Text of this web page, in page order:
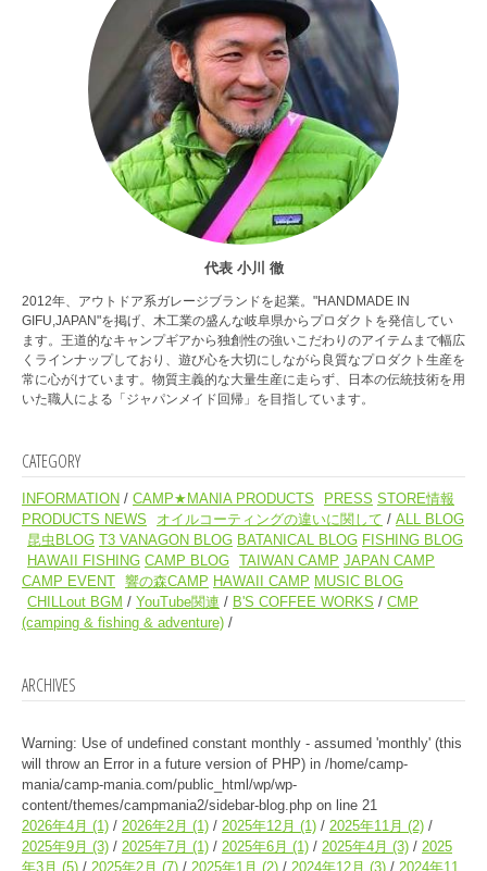
代表 小川 徹
2012年、アウトドア系ガレージブランドを起業。"HANDMADE IN
GIFU,JAPAN"を掲げ、木工業の盛んな岐阜県からプロダクトを発信してい
ます。王道的なキャンプギアから独創性の強いこだわりのアイテムまで幅広
くラインナップしており、遊び心を大切にしながら良質なプロダクト生産を
常に心がけています。物質主義的な大量生産に走らず、日本の伝統技術を用
いた職人による「ジャパンメイド回帰」を目指しています。
CATEGORY
INFORMATION CAMP★MANIA PRODUCTS PRESS STORE情報
PRODUCTS NEWS
オイルコーティングの違いに関して
ALL BLOG
昆虫BLOG T3 VANAGON BLOG BATANICAL BLOG FISHING BLOG
HAWAII FISHING CAMP BLOG TAIWAN CAMP JAPAN CAMP
CAMP EVENT 響の森CAMP HAWAII CAMP MUSIC BLOG
CHILLout BGM
YouTube関連 B'S COFFEE WORKS
CMP
(camping & fishing & adventure)
ARCHIVES
Warning: Use of undefined constant monthly - assumed 'monthly' (this
will throw an Error in a future version of PHP) in /home/camp-
mania/camp-mania.com/public_html/wp/wp-
content/themes/campmania2/sidebar-blog.php on line 21
2026年4月 (1) 2026年2月 (1) 2025年12月 (1) 2025年11月 (2)
2025年9月 (3) 2025年7月 (1) 2025年6月 (1) 2025年4月 (3)
2025
年3月 (5) 2025年2月 (7) 2025年1月 (2) 2024年12月 (3)
2024年11